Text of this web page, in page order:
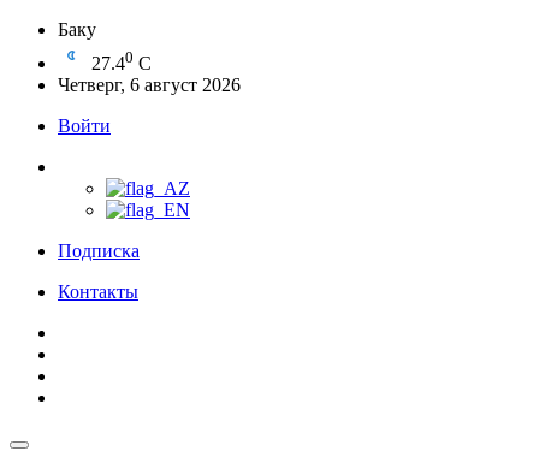
Баку
27.40 C
Четверг, 6 август 2026
Войти
Подписка
Контакты